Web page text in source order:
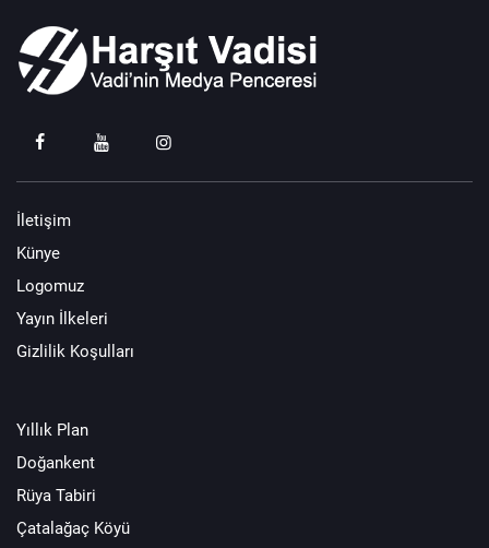
İletişim
Künye
Logomuz
Yayın İlkeleri
Gizlilik Koşulları
Yıllık Plan
Doğankent
Rüya Tabiri
Çatalağaç Köyü